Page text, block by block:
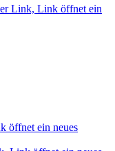
Link, Link öffnet ein
öffnet ein neues